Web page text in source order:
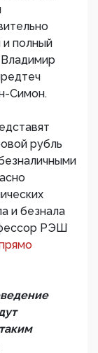
и полный
Симон.
рубль
и безнала
РЭШ